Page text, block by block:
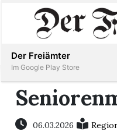
Immobilien
Inserieren
06.03.2026
Der Freiämter
Im Google Play Store